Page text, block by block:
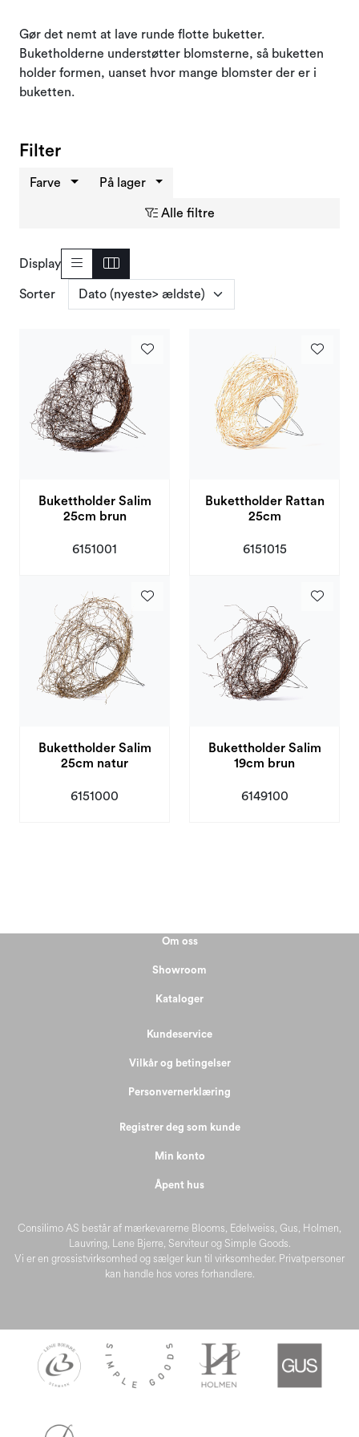
Gør det nemt at lave runde flotte buketter.
Buketholderne understøtter blomsterne, så buketten
holder formen, uanset hvor mange blomster der er i
buketten.
Filter
Farve På lager
Alle filtre
Display
Sorter
Bukettholder Salim
25cm brun
6151001
Bukettholder Rattan
25cm
6151015
Bukettholder Salim
25cm natur
6151000
Bukettholder Salim
19cm brun
6149100
Consilimo AS består af mærkevarerne Blooms, Edelweiss, Gus, Holmen,
Lauvring, Lene Bjerre, Serviteur og Simple Goods.
Vi er en grossistvirksomhed og sælger kun til virksomheder. Privatpersoner
kan handle hos vores forhandlere.
Om oss
Showroom
Kataloger
Kundeservice
Vilkår og betingelser
Personvernerklæring
Registrer deg som kunde
Min konto
Åpent hus